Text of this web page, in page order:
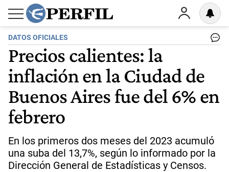
DATOS OFICIALES
Precios calientes: la
inflación en la Ciudad de
Buenos Aires fue del 6% en
febrero
En los primeros dos meses del 2023 acumuló
una suba del 13,7%, según lo informado por la
Dirección General de Estadísticas y Censos.